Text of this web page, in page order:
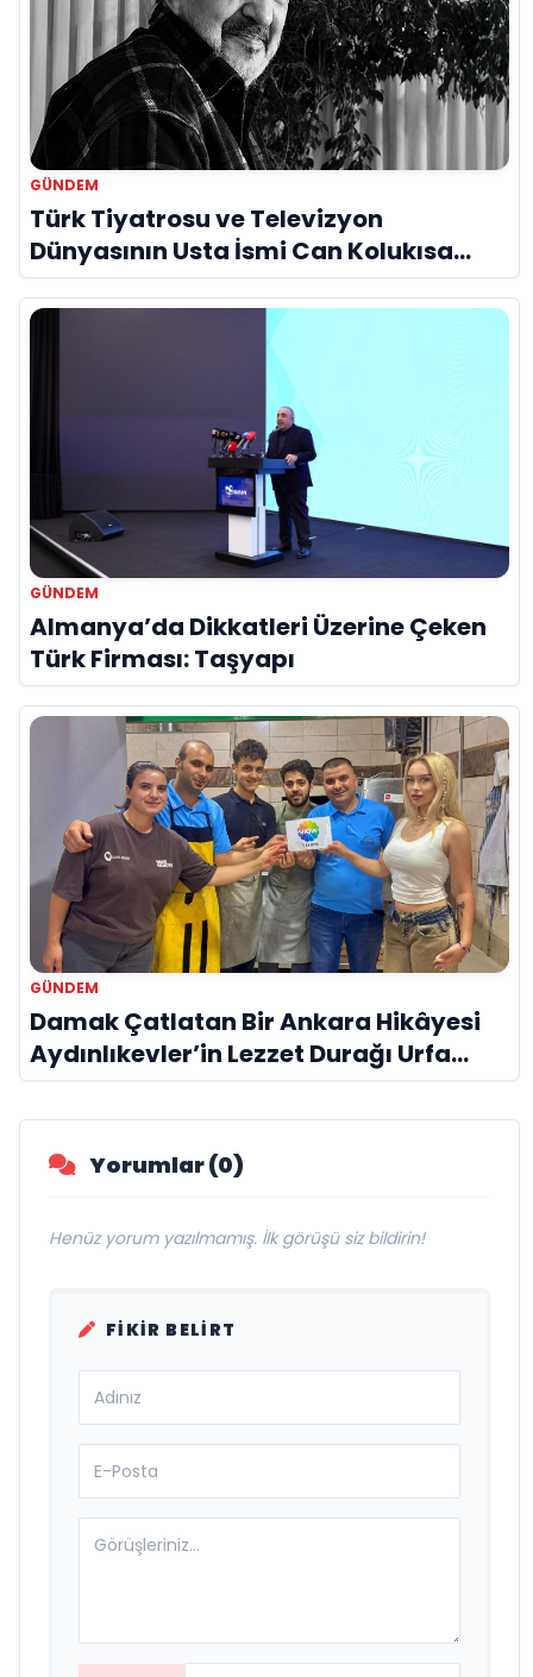
GÜNDEM
Türk Tiyatrosu ve Televizyon
Dünyasının Usta İsmi Can Kolukısa
Hayatını Kaybetti
GÜNDEM
Almanya’da Dikkatleri Üzerine Çeken
Türk Firması: Taşyapı
GÜNDEM
Damak Çatlatan Bir Ankara Hikâyesi
Aydınlıkevler’in Lezzet Durağı Urfa
Damak
Yorumlar (0)
Henüz yorum yazılmamış. İlk görüşü siz bildirin!
FIKIR BELIRT